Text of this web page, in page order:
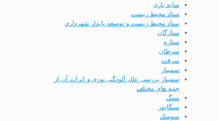
سایه بازی
ستاد محيط زيست
ستاد محيط زيست و توسعه پايدار شهرداري
ستارگان
ستاره
سرطان
سرقت
سمینار
سمینار بررسی علل آلودگی نوری و اثرات آن از
جنبه­ های مختلف
سنگ
سنگاپور
سوسك